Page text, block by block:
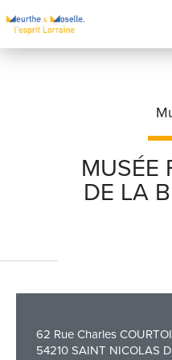
MUSÉE
DE LA
62 Rue Charles
54210 SAINT NICOLAS
Téléphone